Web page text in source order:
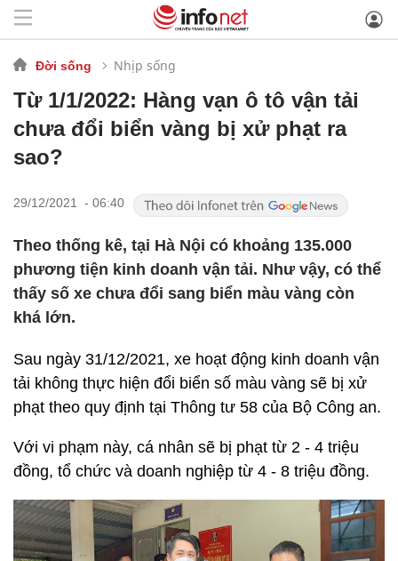
Đời sống Nhịp sống
Từ 1/1/2022: Hàng vạn ô tô vận tải
chưa đổi biển vàng bị xử phạt ra
sao?
29/12/2021 - 06:40
Theo thống kê, tại Hà Nội có khoảng 135.000
phương tiện kinh doanh vận tải. Như vậy, có thể
thấy số xe chưa đổi sang biển màu vàng còn
khá lớn.
Sau ngày 31/12/2021, xe hoạt động kinh doanh vận
tải không thực hiện đổi biển số màu vàng sẽ bị xử
phạt theo quy định tại Thông tư 58 của Bộ Công an.
Với vi phạm này, cá nhân sẽ bị phạt từ 2 - 4 triệu
đồng, tổ chức và doanh nghiệp từ 4 - 8 triệu đồng.